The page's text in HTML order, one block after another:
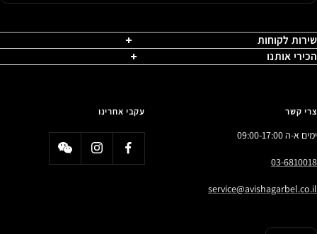
שירות לקוחות
הכירי אותנו
צרי קשר
ימים א-ה 09:00-17:00
03-6810018
service@avishagarbel.co.il
עקבי אחרינו